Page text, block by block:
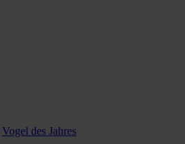
Vogel des Jahres